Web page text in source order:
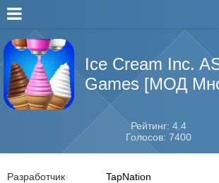
Ice Cream Inc.
Games [МОД
Рейтинг: 4.4
Голосов: 7400
Разработчик TapNation